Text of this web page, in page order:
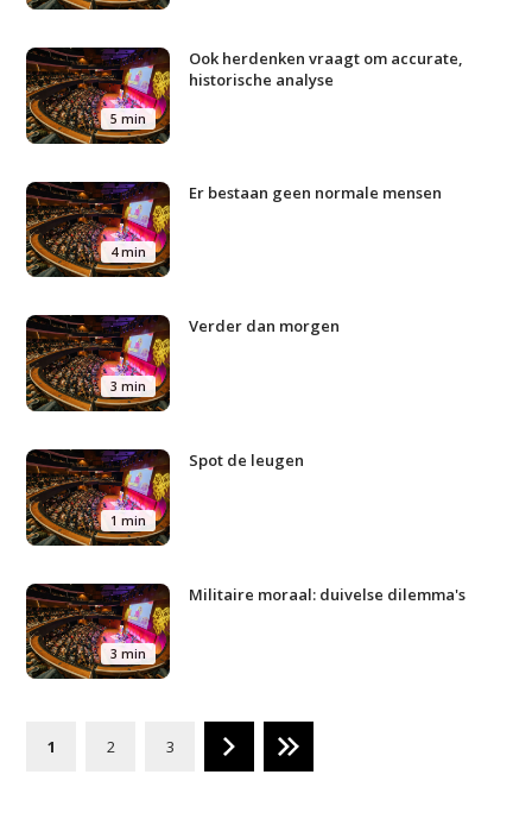
Contact
5 min
Ook herdenken vraagt om accurate,
historische analyse
4 min
Er bestaan geen normale mensen
3 min
Verder dan morgen
1 min
Spot de leugen
3 min
Militaire moraal: duivelse dilemma's
1 2 3